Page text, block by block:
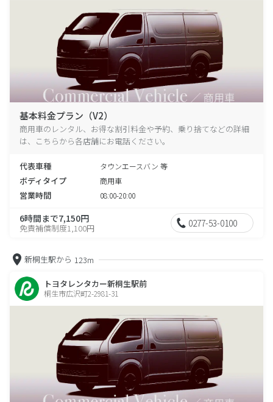
基本料金プラン（V2）
商用車のレンタル、お得な割引料金や予約、乗り捨てなどの詳細
は、こちらから各店舗にお電話ください。
代表車種 タウンエースバン 等
ボディタイプ 商用車
営業時間 08:00-20:00
6時間まで7,150円
免責補償制度1,100円 0277-53-0100
新桐生駅から 123m
トヨタレンタカー新桐生駅前
桐生市広沢町2-2981-31